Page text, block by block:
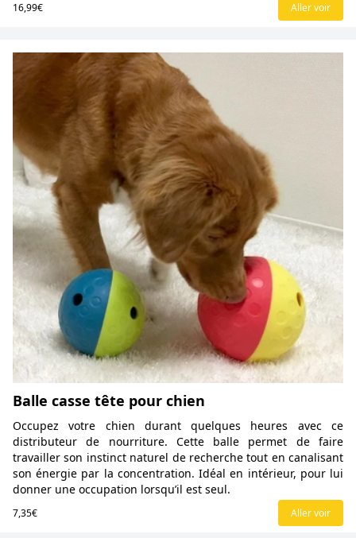
16,99€ Aller voir
Balle casse tête pour chien
Occupez votre chien durant quelques heures avec ce
distributeur de nourriture. Cette balle permet de faire
travailler son instinct naturel de recherche tout en canalisant
son énergie par la concentration. Idéal en intérieur, pour lui
donner une occupation lorsqu’il est seul.
7,35€ Aller voir